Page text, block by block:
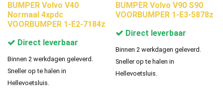
BUMPER Volvo V40
Normaal 4xpdc
VOORBUMPER 1-E2-7184z
Direct leverbaar
Binnen 2 werkdagen geleverd.
Sneller op te halen in
Hellevoetsluis.
BUMPER Volvo V90 S90
VOORBUMPER 1-E3-5878z
Direct leverbaar
Binnen 2 werkdagen geleverd.
Sneller op te halen in
Hellevoetsluis.